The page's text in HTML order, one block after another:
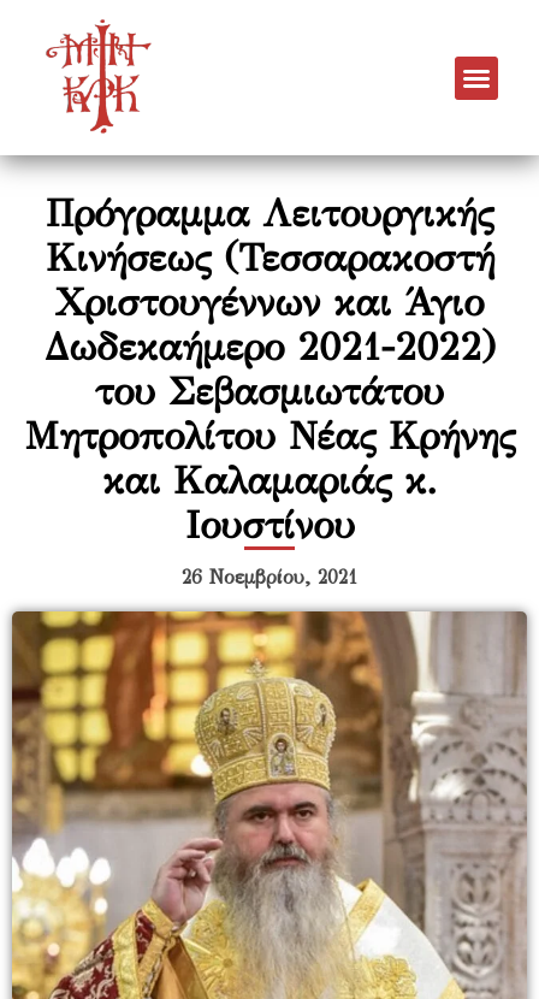
Πρόγραμμα Λειτουργικής
Κινήσεως (Τεσσαρακοστή
Χριστουγέννων και Άγιο
Δωδεκαήμερο 2021-2022)
του Σεβασμιωτάτου
Μητροπολίτου Νέας Κρήνης
και Καλαμαριάς κ.
Ιουστίνου
26 Νοεμβρίου, 2021